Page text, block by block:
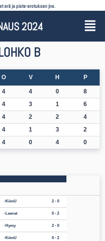
erä ja piste-erotuksen jne.
2024
B
O V H P
4 4 0
8
4 3 1
6
4 2 2
4
4 1 3
2
4 0 4 0
KiimU 2 - 0
Leenat 0 - 2
Hymy 2 - 0
KiimU 0 - 2